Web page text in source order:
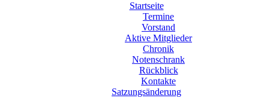
Startseite
Termine
Vorstand
Aktive Mitglieder
Chronik
Notenschrank
Rückblick
Kontakte
Satzungsänderung